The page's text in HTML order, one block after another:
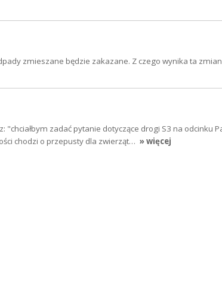
zmieszane będzie zakazane. Z czego wynika ta
"chciałbym zadać pytanie dotyczące drogi S3 na odcinku
chodzi o przepusty dla zwierząt… » więcej